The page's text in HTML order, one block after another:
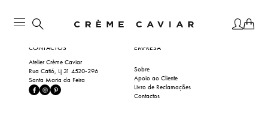
CONTACTOS
Atelier Crème Caviar
Rua Catió, Lj 31 4520-296
Santa Maria da Feira
EMPRESA
Sobre
Apoio ao Cliente
Livro de Reclamações
Contactos